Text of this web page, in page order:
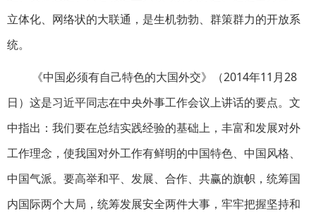
立体化、网络状的大联通，是生机勃勃、群策群力的开放系
统。
《中国必须有自己特色的大国外交》（2014年11月28
日）这是习近平同志在中央外事工作会议上讲话的要点。文
中指出：我们要在总结实践经验的基础上，丰富和发展对外
工作理念，使我国对外工作有鲜明的中国特色、中国风格、
中国气派。要高举和平、发展、合作、共赢的旗帜，统筹国
内国际两个大局，统筹发展安全两件大事，牢牢把握坚持和